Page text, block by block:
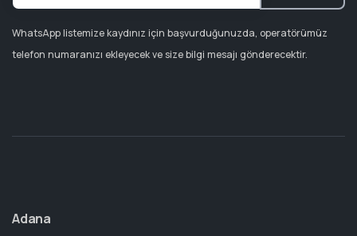
WhatsApp listemize kaydınız için başvurduğunuzda, operatörümüz
telefon numaranızı ekleyecek ve size bilgi mesajı gönderecektir.
Adana